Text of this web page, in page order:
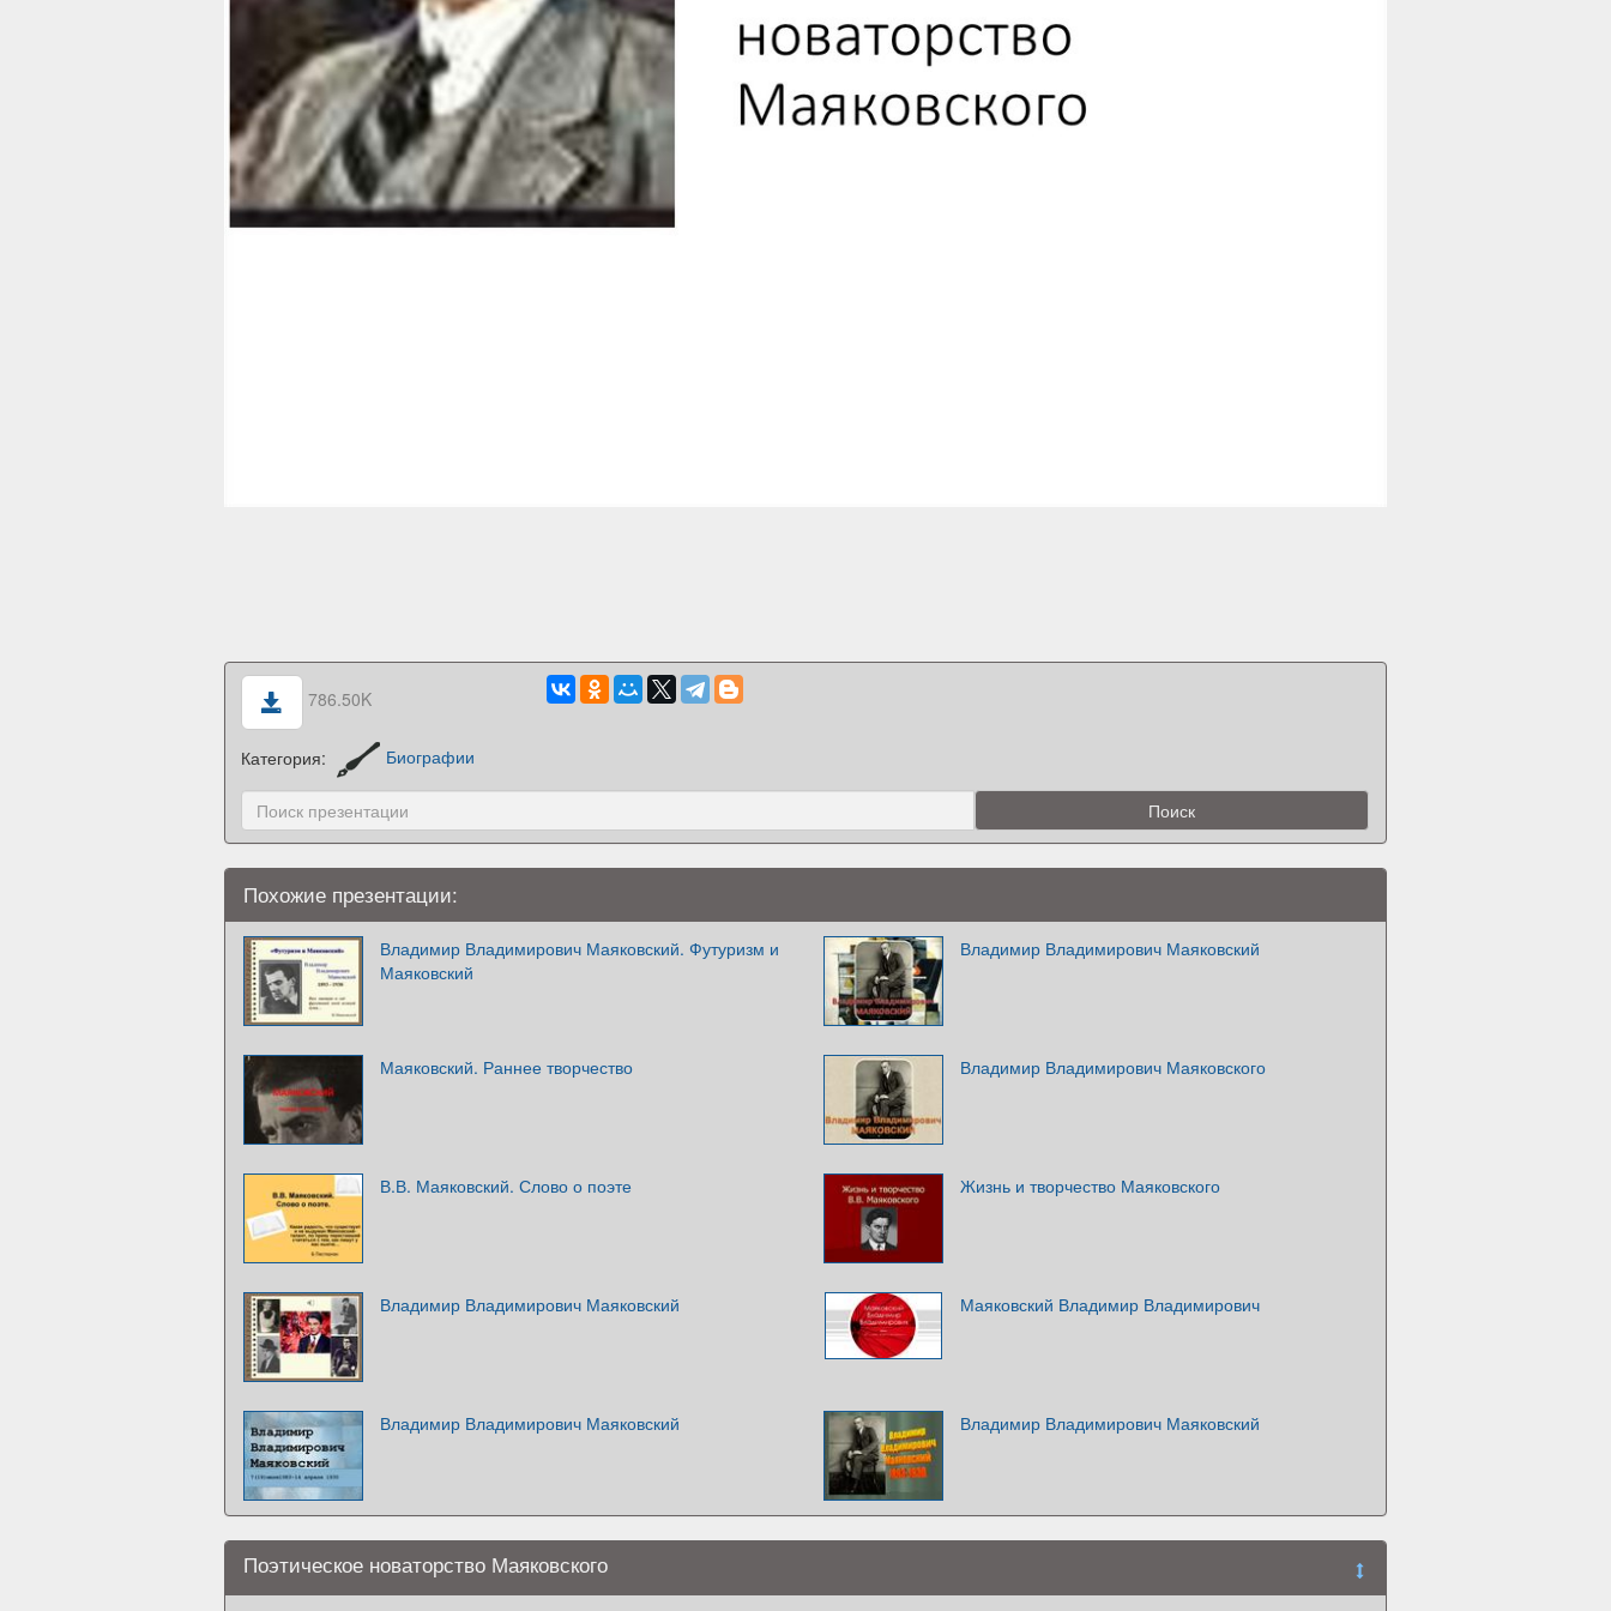
786.50K
Категория: Биографии
Похожие презентации:
Владимир Владимирович Маяковский. Футуризм и
Маяковский
Владимир Владимирович Маяковский
Маяковский. Раннее творчество Владимир Владимирович Маяковского
В.В. Маяковский. Слово о поэте Жизнь и творчество Маяковского
Владимир Владимирович Маяковский Маяковский Владимир Владимирович
Владимир Владимирович Маяковский Владимир Владимирович Маяковский
Поэтическое новаторство Маяковского